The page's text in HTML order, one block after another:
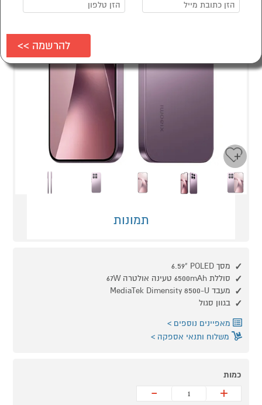
תמונות
מסך POLED ‏"6.59
סוללת 6500mAh טעינה אולטרה 67W
מעבד MediaTek Dimensity 8500-U
בגוון סגול
מאפיינים נוספים
משלוח ותנאי אספקה
כמות
+
-